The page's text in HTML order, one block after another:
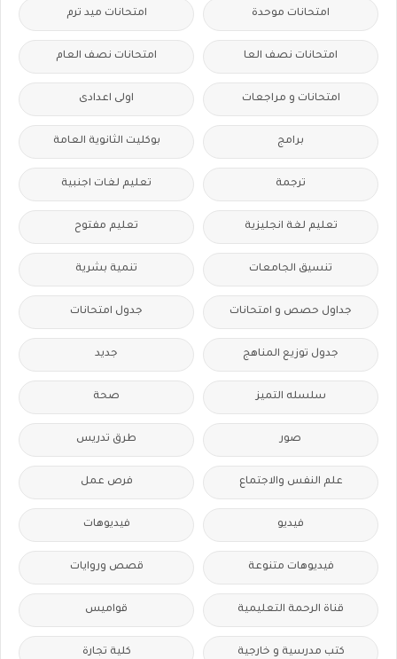
امتحانات موحدة امتحانات ميد ترم
امتحانات نصف العا امتحانات نصف العام
امتحانات و مراجعات اولى اعدادى
برامج بوكليت الثانوية العامة
ترجمة تعليم لغات اجنبية
تعليم لغة انجليزية تعليم مفتوح
تنسيق الجامعات تنمية بشرية
جداول حصص و امتحانات جدول امتحانات
جدول توزيع المناهج جديد
سلسله التميز صحة
صور طرق تدريس
علم النفس والاجتماع فرص عمل
فيديو فيديوهات
فيديوهات متنوعة قصص وروايات
قناة الرحمة التعليمية قواميس
كتب مدرسية و خارجية كلية تجارة